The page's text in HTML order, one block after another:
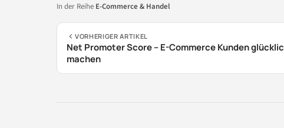
In der Reihe E-Commerce & Handel
VORHERIGER ARTIKEL
Net Promoter Score – E-Commerce Kunden
machen